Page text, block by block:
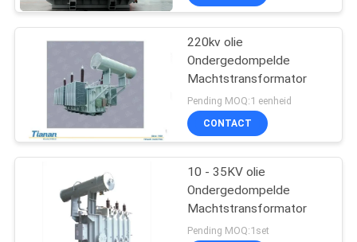
220kv olie
Ondergedompelde
Machtstransformator
Pending MOQ:1 eenheid
CONTACT
10 - 35KV olie
Ondergedompelde
Machtstransformator
Pending MOQ:1set